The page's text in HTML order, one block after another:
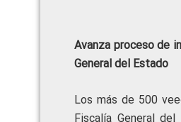
Avanza proceso de
General del Estado
Los más de 500
Fiscalía General